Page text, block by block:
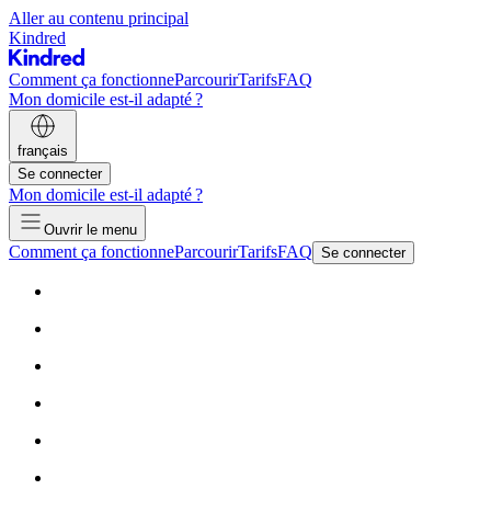
Aller au contenu principal
Kindred
Comment ça fonctionneParcourirTarifsFAQ
Mon domicile est-il adapté ?
français
Se connecter
Mon domicile est-il adapté ?
Ouvrir le menu
Comment ça fonctionneParcourirTarifsFAQ Se connecter